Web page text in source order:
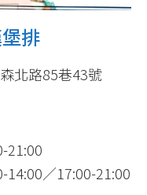
排
北路85巷43號
／17:00-21:00